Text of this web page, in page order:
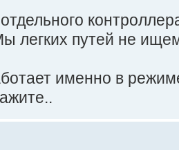
легких путей не
именно в